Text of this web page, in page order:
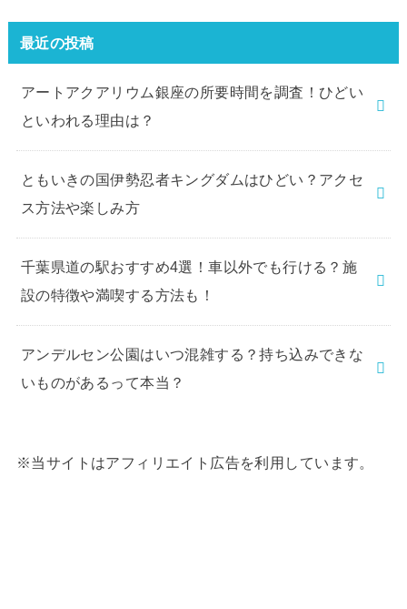
最近の投稿
アートアクアリウム銀座の所要時間を調査！ひどい
といわれる理由は？
ともいきの国伊勢忍者キングダムはひどい？アクセ
ス方法や楽しみ方
千葉県道の駅おすすめ4選！車以外でも行ける？施
設の特徴や満喫する方法も！
アンデルセン公園はいつ混雑する？持ち込みできな
いものがあるって本当？
※当サイトはアフィリエイト広告を利用しています。